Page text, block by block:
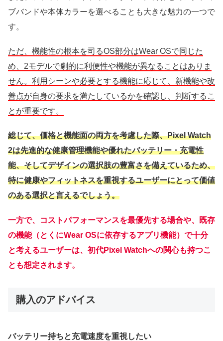
ブバンドや本体カラーを選べることも大きな魅力の一つで
す。
ただ、機能性の根本を司るOS部分はWear OSで同じた
め、2モデルで劇的に利便性や機能が異なることはありま
せん。利用シーンや必要とする機能に応じて、新機能や改
善点が自身の要求を満たしているかを確認し、判断するこ
とが重要です。
総じて、価格と機能面の両方を考慮した際、Pixel Watch
2は先進的な健康管理機能や優れたバッテリー・充電性
能、そしてデザインの選択肢の豊富さを備えているため、
特に健康やフィットネスを重視するユーザーにとって価値
のある選択と言えるでしょう。
一方で、コストパフォーマンスを最優先する場合や、既存
の機能（とくにWear OSに依存するアプリ機能）で十分
と考えるユーザーは、初代Pixel Watchへの関心も持つこ
とも想定されます。
購入のアドバイス
バッテリー持ちと充電速度を重視したい